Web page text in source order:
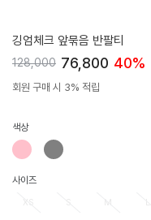
깅엄체크 앞묶음 반팔티
128,000 76,800 40%
회원 구매 시 3% 적립
색상
사이즈